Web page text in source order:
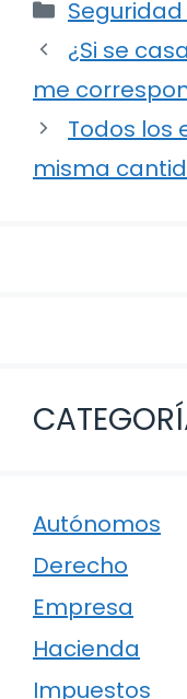
Seguridad
Navegación
de
entradas
¿Si se
me
Todos los
misma
Autónomos
Derecho
Empresa
Hacienda
Impuestos